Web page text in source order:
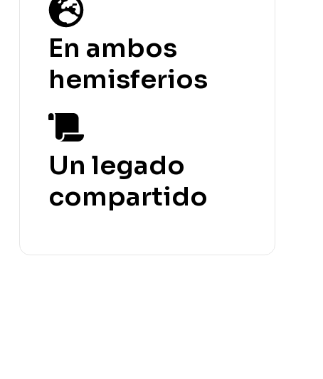
En ambos
hemisferios
Un legado
compartido